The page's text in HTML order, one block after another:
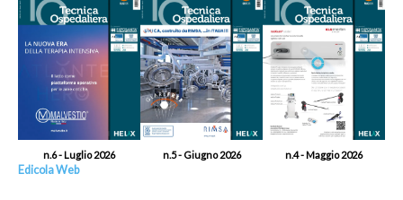
n.6 - Luglio 2026 n.5 - Giugno 2026 n.4 - Maggio 2026
Edicola Web